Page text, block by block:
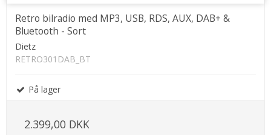
Retro bilradio med MP3, USB, RDS, AUX, DAB+ &
Bluetooth - Sort
Dietz
RETRO301DAB_BT
På lager
2.399,00 DKK